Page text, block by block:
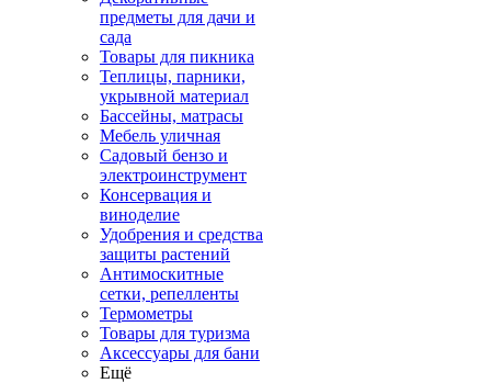
предметы для дачи и
сада
Товары для пикника
Теплицы, парники,
укрывной материал
Бассейны, матрасы
Мебель уличная
Садовый бензо и
электроинструмент
Консервация и
виноделие
Удобрения и средства
защиты растений
Антимоскитные
сетки, репелленты
Термометры
Товары для туризма
Аксессуары для бани
Ещё